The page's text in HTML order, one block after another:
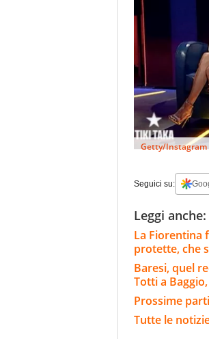
Getty/Instagram
Seguici su:
Leggi anche:
La Fiorentina
protette, che
Baresi, quel
Totti a
Prossime
Tutte le